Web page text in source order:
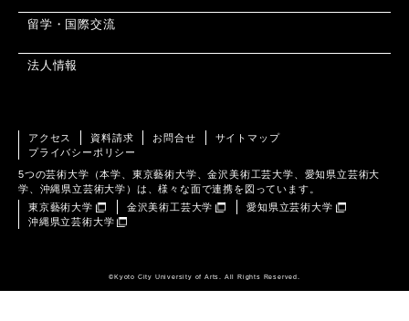
留学・国際交流
法人情報
アクセス 資料請求 お問合せ
サイトマップ
プライバシーポリシー
5つの芸術大学（本学、東京藝術大学、金沢美術工芸大学、愛知県立芸術大
学、沖縄県立芸術大学）は、様々な面で連携を図っています。
東京藝術大学
金沢美術工芸大学
愛知県立芸術大学
沖縄県立芸術大学
©️Kyoto City University of Arts. All Rights Reserved.